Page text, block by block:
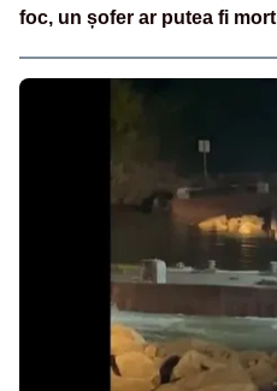
foc, un șofer ar putea fi mort